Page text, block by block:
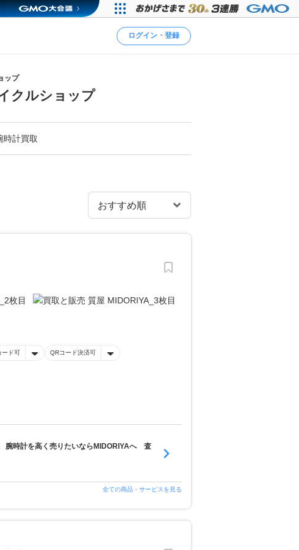
ログイン・登録
ップ
クルショップ
時計買取
ード可 QRコード決済可
計を高く売りたいならMIDORIYAへ 査
全ての商品・サービスを見る